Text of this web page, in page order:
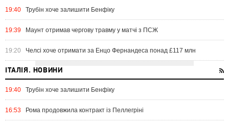
19:40 Трубін хоче залишити Бенфіку
19:39 Маунт отримав чергову травму у матчі з ПСЖ
19:20 Челсі хоче отримати за Енцо Фернандеса понад £117 млн
ІТАЛІЯ. НОВИНИ
19:40 Трубін хоче залишити Бенфіку
16:53 Рома продовжила контракт із Пеллегріні